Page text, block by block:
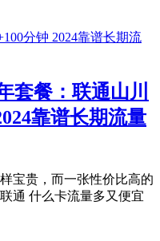
套餐：联通山川
靠谱长期流量
宝贵，而一张性价比高的
通 什么卡流量多又便宜